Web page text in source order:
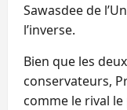
Sawasdee de
l’inverse.
Bien que les
conservateurs,
comme le rival